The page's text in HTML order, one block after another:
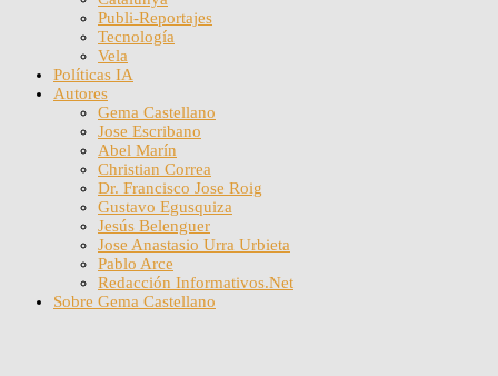
Publi-Reportajes
Tecnología
Vela
Políticas IA
Autores
Gema Castellano
Jose Escribano
Abel Marín
Christian Correa
Dr. Francisco Jose Roig
Gustavo Egusquiza
Jesús Belenguer
Jose Anastasio Urra Urbieta
Pablo Arce
Redacción Informativos.Net
Sobre Gema Castellano